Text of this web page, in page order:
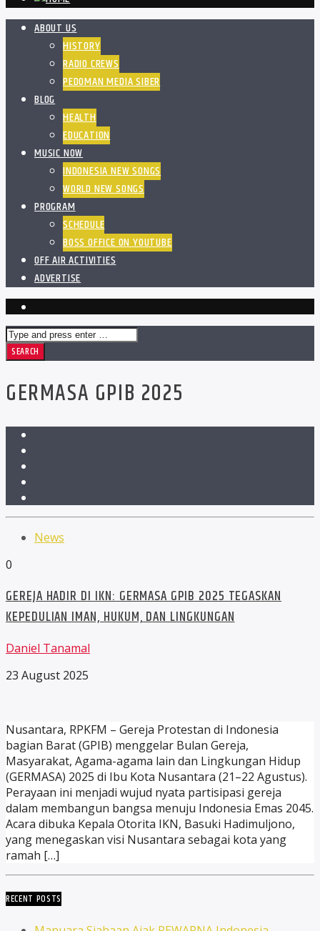
ABOUT US
HISTORY
RADIO CREWS
PEDOMAN MEDIA SIBER
BLOG
HEALTH
EDUCATION
MUSIC NOW
INDONESIA NEW SONGS
WORLD NEW SONGS
PROGRAM
SCHEDULE
BOSS OFFICE ON YOUTUBE
OFF AIR ACTIVITIES
ADVERTISE
GERMASA GPIB 2025
News
0
GEREJA HADIR DI IKN: GERMASA GPIB 2025 TEGASKAN
KEPEDULIAN IMAN, HUKUM, DAN LINGKUNGAN
Daniel Tanamal
23 August 2025
Nusantara, RPKFM – Gereja Protestan di Indonesia
bagian Barat (GPIB) menggelar Bulan Gereja,
Masyarakat, Agama-agama lain dan Lingkungan Hidup
(GERMASA) 2025 di Ibu Kota Nusantara (21–22 Agustus).
Perayaan ini menjadi wujud nyata partisipasi gereja
dalam membangun bangsa menuju Indonesia Emas 2045.
Acara dibuka Kepala Otorita IKN, Basuki Hadimuljono,
yang menegaskan visi Nusantara sebagai kota yang
ramah […]
RECENT POSTS